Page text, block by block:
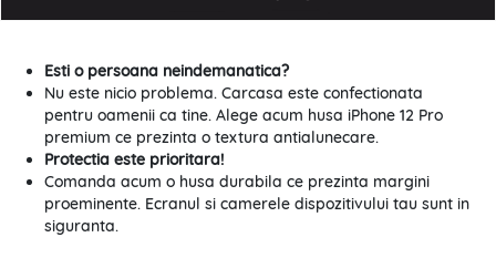
Esti o persoana neindemanatica?
Nu este nicio problema. Carcasa este confectionata
pentru oamenii ca tine. Alege acum husa iPhone 12 Pro
premium ce prezinta o textura antialunecare.
Protectia este prioritara!
Comanda acum o husa durabila ce prezinta margini
proeminente. Ecranul si camerele dispozitivului tau sunt in
siguranta.